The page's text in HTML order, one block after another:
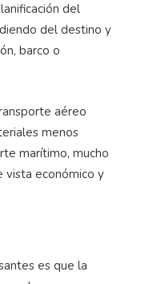
del
del destino y
barco o
aéreo
menos
marítimo, mucho
vista económico y
es que la